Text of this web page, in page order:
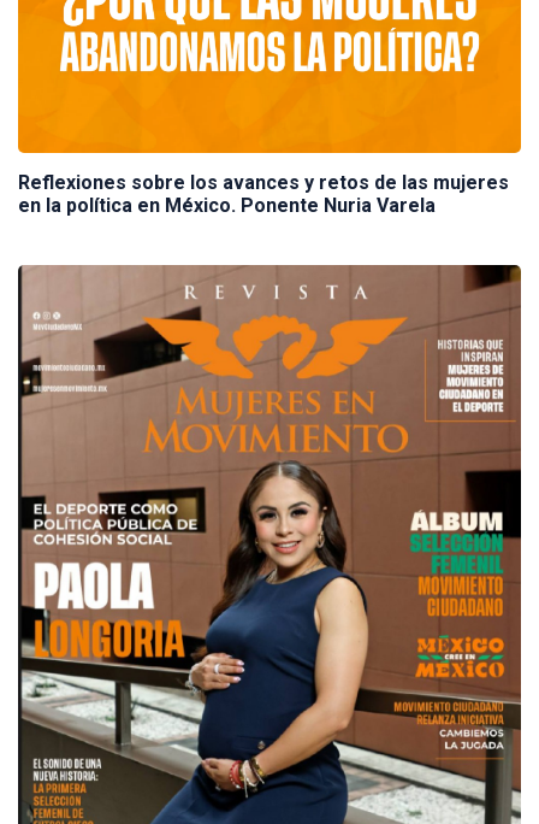
Reflexiones sobre los avances y retos de las mujeres
en la política en México. Ponente Nuria Varela